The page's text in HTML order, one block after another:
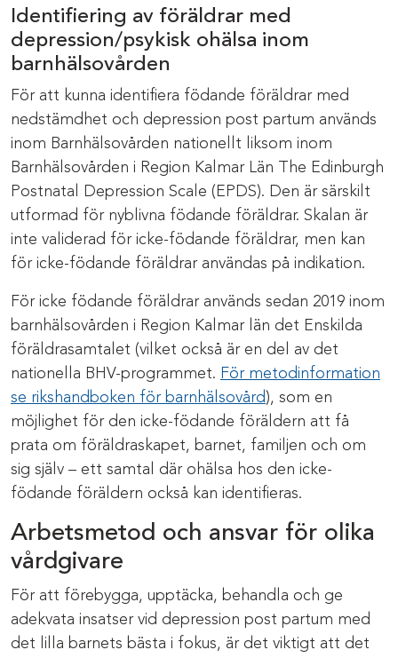
Identifiering av föräldrar med
depression/psykisk ohälsa inom
barnhälsovården
För att kunna identifiera födande föräldrar med
nedstämdhet och depression post partum används
inom Barnhälsovården nationellt liksom inom
Barnhälsovården i Region Kalmar Län The Edinburgh
Postnatal Depression Scale (EPDS). Den är särskilt
utformad för nyblivna födande föräldrar. Skalan är
inte validerad för icke-födande föräldrar, men kan
för icke-födande föräldrar användas på indikation.
För icke födande föräldrar används sedan 2019 inom
barnhälsovården i Region Kalmar län det Enskilda
föräldrasamtalet (vilket också är en del av det
nationella BHV-programmet. För metodinformation
se rikshandboken för barnhälsovård), som en
möjlighet för den icke-födande föräldern att få
prata om föräldraskapet, barnet, familjen och om
sig själv – ett samtal där ohälsa hos den icke-
födande föräldern också kan identifieras.
Arbetsmetod och ansvar för olika
vårdgivare
För att förebygga, upptäcka, behandla och ge
adekvata insatser vid depression post partum med
det lilla barnets bästa i fokus, är det viktigt att det